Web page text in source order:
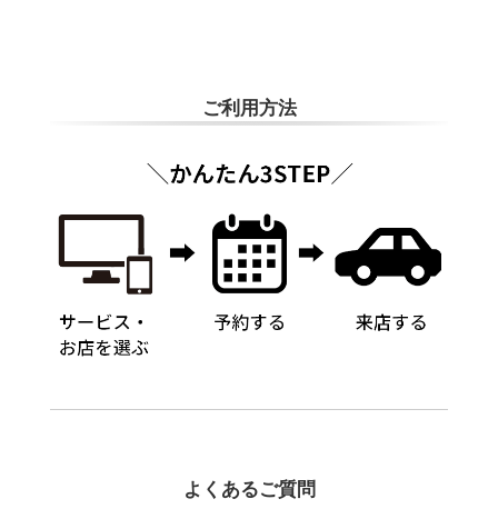
ご利用方法
よくあるご質問